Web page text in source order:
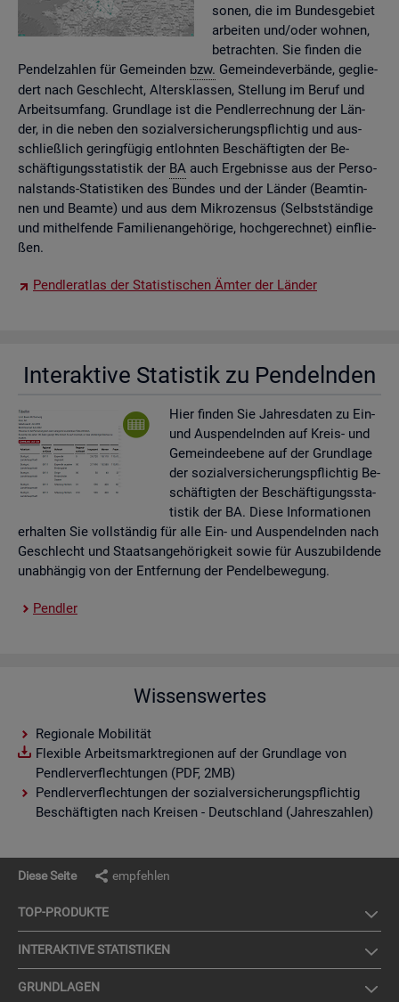
so­nen, die im Bun­des­ge­biet
ar­bei­ten und/oder woh­nen,
be­trach­ten. Sie fin­den die
Pen­del­zah­len für Ge­mein­den bzw. Ge­mein­de­ver­bän­de, ge­glie­
dert nach Ge­schlecht, Al­ters­klas­sen, Stel­lung im Beruf und
Ar­beits­um­fang. Grund­la­ge ist die Pend­ler­rech­nung der Län­
der, in die neben den so­zi­al­ver­si­che­rungs­pflich­tig und aus­
schlie­ß­lich ge­ring­fü­gig ent­lohn­ten Be­schäf­tig­ten der Be­
schäf­ti­gungs­sta­tis­tik der BA auch Er­geb­nis­se aus der Per­so­
nal­stands-Sta­tis­ti­ken des Bun­des und der Län­der (Be­am­tin­
nen und Be­am­te) und aus dem Mi­kro­zen­sus (Selbst­stän­di­ge
und mit­hel­fen­de Fa­mi­li­en­an­ge­hö­ri­ge, hoch­ge­rech­net) ein­flie­
ßen.
Pend­ler­at­las der Sta­tis­ti­schen Ämter der Län­der
In­ter­ak­ti­ve Sta­tis­tik zu Pen­deln­den
Hier fin­den Sie Jah­res­da­ten zu Ein-
und Aus­pen­deln­den auf Kreis- und
Ge­mein­de­ebe­ne auf der Grund­la­ge
der so­zi­al­ver­si­che­rungs­pflich­tig Be­
schäf­tig­ten der Be­schäf­ti­gungs­sta­
tis­tik der BA. Diese In­for­ma­tio­nen
er­hal­ten Sie voll­stän­dig für alle Ein- und Aus­pen­deln­den nach
Ge­schlecht und Staats­an­ge­hö­rig­keit sowie für Aus­zu­bil­den­de
un­ab­hän­gig von der Ent­fer­nung der Pen­del­be­we­gung.
Pend­ler
Wissenswertes
Regionale Mobilität
Flexible Arbeitsmarktregionen auf der Grundlage von
Pendlerverflechtungen (PDF, 2MB)
Pendlerverflechtungen der sozialversicherungspflichtig
Beschäftigten nach Kreisen - Deutschland (Jahreszahlen)
Diese Seite empfehlen
TOP-PRO­DUK­TE
IN­TER­AK­TI­VE STA­TIS­TI­KEN
GRUND­LA­GEN